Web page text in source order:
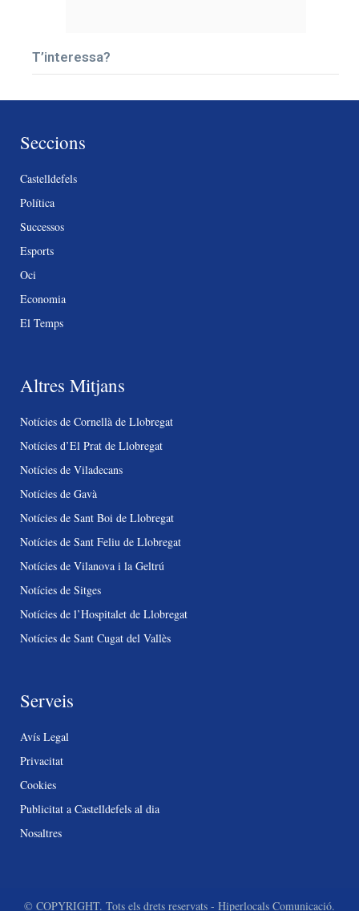
T’interessa?
Seccions
Castelldefels
Política
Successos
Esports
Oci
Economia
El Temps
Altres Mitjans
Notícies de Cornellà de Llobregat
Notícies d’El Prat de Llobregat
Notícies de Viladecans
Notícies de Gavà
Notícies de Sant Boi de Llobregat
Notícies de Sant Feliu de Llobregat
Notícies de Vilanova i la Geltrú
Notícies de Sitges
Notícies de l’Hospitalet de Llobregat
Notícies de Sant Cugat del Vallès
Serveis
Avís Legal
Privacitat
Cookies
Publicitat a Castelldefels al dia
Nosaltres
© COPYRIGHT. Tots els drets reservats - Hiperlocals Comunicació.